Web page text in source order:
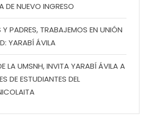
NUEVO INGRESO
PADRES, TRABAJEMOS EN UNIÓN
YARABÍ ÁVILA
LA UMSNH, INVITA YARABÍ ÁVILA A
DE ESTUDIANTES DEL